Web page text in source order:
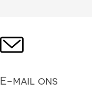
E-mail ons